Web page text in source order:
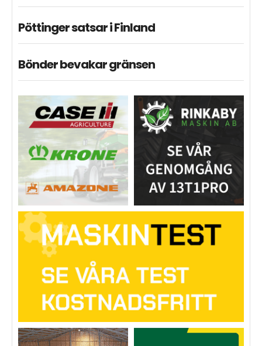
Pöttinger satsar i Finland
Bönder bevakar gränsen